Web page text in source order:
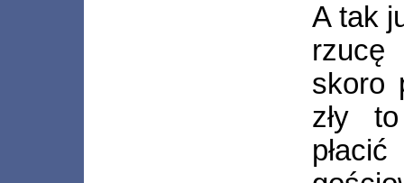
A tak
rzucę
skoro
zły